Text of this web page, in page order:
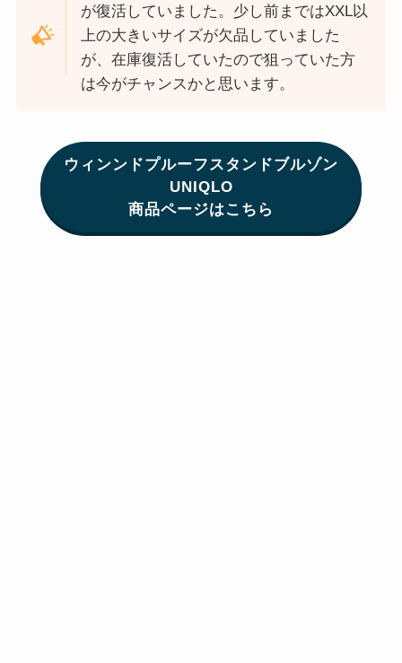
が復活していました。少し前まではXXL以
上の大きいサイズが欠品していました
が、在庫復活していたので狙っていた方
は今がチャンスかと思います。
ウィンンドプルーフスタンドブルゾン
UNIQLO
商品ページはこちら